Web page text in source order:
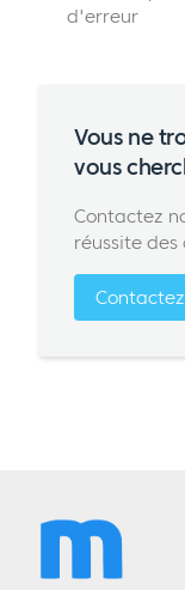
d'erreur
Vous ne
vous
Contactez
réussite des